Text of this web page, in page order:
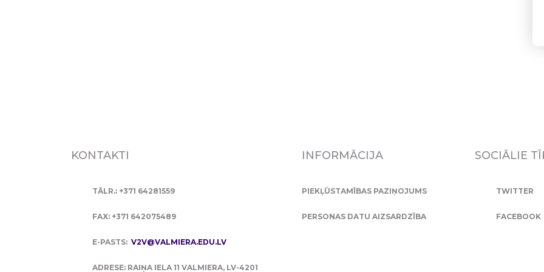
KONTAKTI
TĀLR.: +371 64281559
FAX: +371 642075489
E-PASTS: V2V@VALMIERA.EDU.LV
ADRESE: RAIŅA IELA 11 VALMIERA, LV-4201
INFORMĀCIJA
PIEKĻŪSTAMĪBAS PAZIŅOJUMS
PERSONAS DATU AIZSARDZĪBA
SOCIĀLIE
TWITTER
FACEBOOK